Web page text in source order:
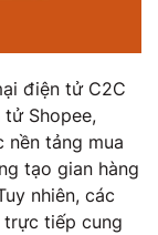
điện tử C2C
Shopee,
nền tảng mua
tạo gian hàng
nhiên, các
trực tiếp cung